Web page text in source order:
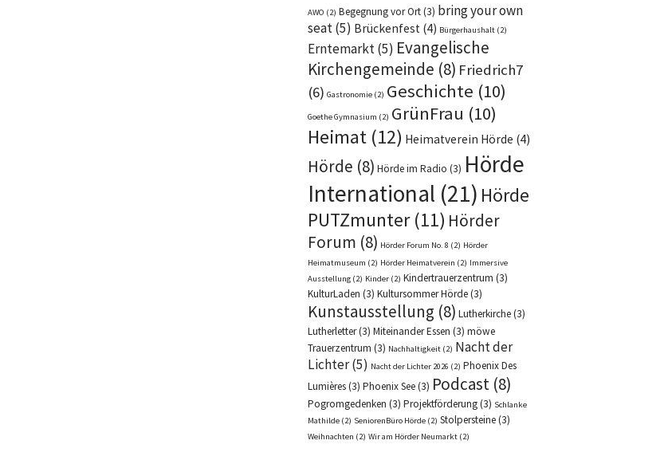
AWO (2) Begegnung vor Ort(3) bring your own
seat(5) Brückenfest (4) Bürgerhaushalt (2)
Erntemarkt(5) Evangelische
Kirchengemeinde (8) Friedrich7
(6) Gastronomie (2) Geschichte (10)
Goethe Gymnasium (2) GrünFrau (10)
Heimat (12) Heimatverein Hörde (4)
Hörde (8) Hörde im Radio (3) Hörde
International (21) Hörde
PUTZmunter(11) Hörder
Forum (8) Hörder Forum No. 8 (2) Hörder
Heimatmuseum (2) Hörder Heimatverein (2) Immersive
Ausstellung (2) Kinder (2) Kindertrauerzentrum (3)
KulturLaden (3) Kultursommer Hörde(3)
Kunstausstellung (8) Lutherkirche(3)
Lutherletter(3) Miteinander Essen (3) möwe
Trauerzentrum (3) Nachhaltigkeit (2) Nacht der
Lichter(5) Nacht der Lichter 2026 (2) Phoenix Des
Lumières(3) Phoenix See(3) Podcast (8)
Pogromgedenken (3) Projektförderung(3) Schlanke
Mathilde (2) SeniorenBüro Hörde (2) Stolpersteine(3)
Weihnachten (2) Wir am Hörder Neumarkt (2)